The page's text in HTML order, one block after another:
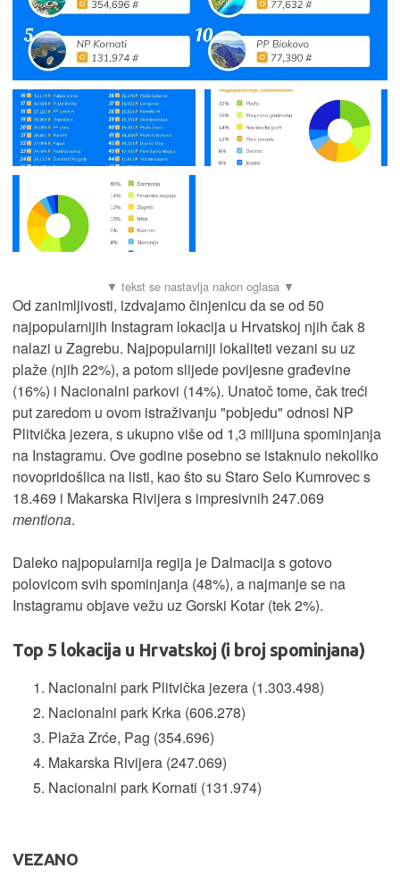
Od zanimljivosti, izdvajamo činjenicu da se od 50
najpopularnijih Instagram lokacija u Hrvatskoj njih čak 8
nalazi u Zagrebu. Najpopularniji lokaliteti vezani su uz
plaže (njih 22%), a potom slijede povijesne građevine
(16%) i Nacionalni parkovi (14%). Unatoč tome, čak treći
put zaredom u ovom istraživanju "pobjedu" odnosi NP
Plitvička jezera, s ukupno više od 1,3 milijuna spominjanja
na Instagramu. Ove godine posebno se istaknulo nekoliko
novopridošlica na listi, kao što su Staro Selo Kumrovec s
18.469 i Makarska Rivijera s impresivnih 247.069
mentiona.
Daleko najpopularnija regija je Dalmacija s gotovo
polovicom svih spominjanja (48%), a najmanje se na
Instagramu objave vežu uz Gorski Kotar (tek 2%).
Top 5 lokacija u Hrvatskoj (i broj spominjana)
Nacionalni park Plitvička jezera (1.303.498)
Nacionalni park Krka (606.278)
Plaža Zrće, Pag (354.696)
Makarska Rivijera (247.069)
Nacionalni park Kornati (131.974)
VEZANO